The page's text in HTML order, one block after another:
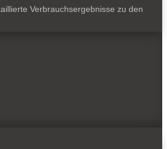
Verbrauchsergebnisse zu den